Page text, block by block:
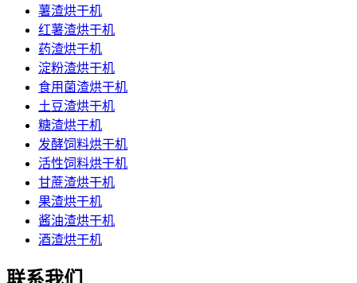
薯渣烘干机
红薯渣烘干机
药渣烘干机
淀粉渣烘干机
食用菌渣烘干机
土豆渣烘干机
糖渣烘干机
发酵饲料烘干机
活性饲料烘干机
甘蔗渣烘干机
果渣烘干机
酱油渣烘干机
酒渣烘干机